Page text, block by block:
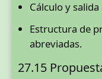
Cálculo y
Estructura de
abreviadas.
27.15